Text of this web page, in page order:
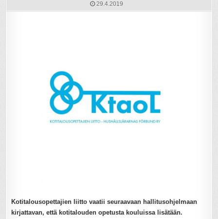
29.4.2019
Kotitalousopettajien liitto vaatii seuraavaan hallitusohjelmaan
kirjattavan, että kotitalouden opetusta kouluissa lisätään.